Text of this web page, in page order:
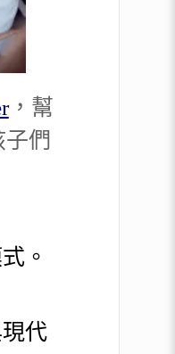
，幫
們
。
代